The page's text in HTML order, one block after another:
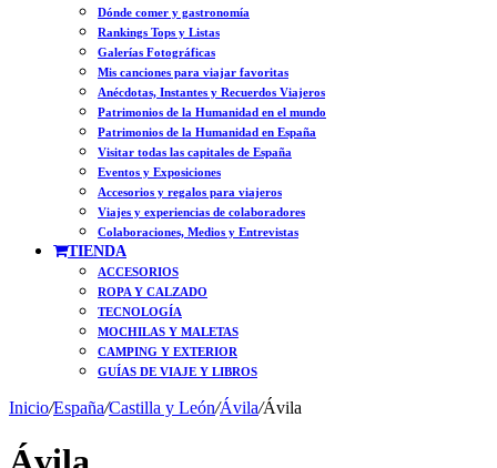
Dónde comer y gastronomía
Rankings Tops y Listas
Galerías Fotográficas
Mis canciones para viajar favoritas
Anécdotas, Instantes y Recuerdos Viajeros
Patrimonios de la Humanidad en el mundo
Patrimonios de la Humanidad en España
Visitar todas las capitales de España
Eventos y Exposiciones
Accesorios y regalos para viajeros
Viajes y experiencias de colaboradores
Colaboraciones, Medios y Entrevistas
TIENDA
ACCESORIOS
ROPA Y CALZADO
TECNOLOGÍA
MOCHILAS Y MALETAS
CAMPING Y EXTERIOR
GUÍAS DE VIAJE Y LIBROS
Inicio/España/Castilla y León/Ávila/Ávila